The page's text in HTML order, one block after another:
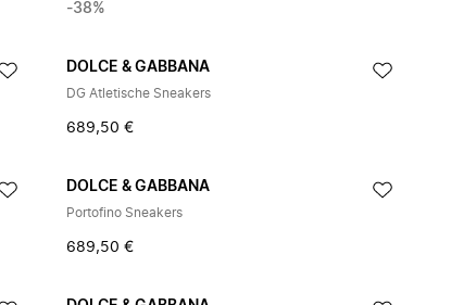
-38%
DOLCE & GABBANA
DG Atletische Sneakers
689,50 €
DOLCE & GABBANA
Portofino Sneakers
689,50 €